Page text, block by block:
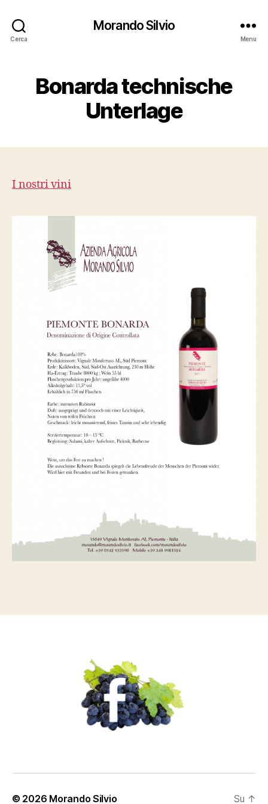
Cerca
Morando Silvio
Menu
Bonarda technische
Unterlage
I nostri vini
© 2026 Morando Silvio Su ↑